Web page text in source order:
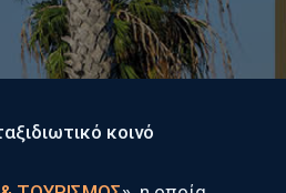
κοινό